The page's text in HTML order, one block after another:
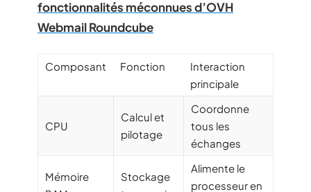
fonctionnalités méconnues d’OVH
Webmail Roundcube
Composant Fonction
Interaction
principale
CPU
Calcul et
pilotage
Coordonne
tous les
échanges
Mémoire
Stockage
Alimente le
processeur en